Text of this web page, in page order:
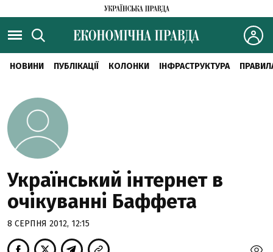
НОВИНИ ПУБЛІКАЦІЇ КОЛОНКИ ІНФРАСТРУКТУРА
Український інтернет в
очікуванні Баффета
8 СЕРПНЯ 2012, 12:15